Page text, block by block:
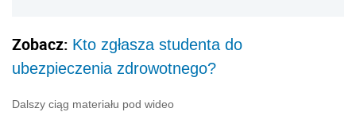
Zobacz: Kto zgłasza studenta do
ubezpieczenia zdrowotnego?
Dalszy ciąg materiału pod wideo